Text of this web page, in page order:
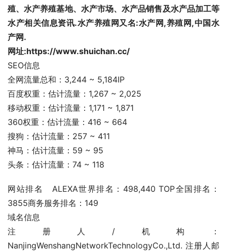
殖、水产养殖基地、水产市场、水产品销售及水产品加工等
水产相关信息资讯.水产养殖网又名:水产网,养殖网,中国水
产网.
网址:https://www.shuichan.cc/
SEO信息
全网流量总和：3,244 ~ 5,184IP
百度权重：估计流量：1,267 ~ 2,025
移动权重：估计流量：1,171 ~ 1,871
360权重：估计流量：416 ~ 664
搜狗：估计流量：257 ~ 411
神马：估计流量：59 ~ 95
头条：估计流量：74 ~ 118
网站排名	ALEXA世界排名：498,440 TOP全国排名：
3855商务服务排名：149
域名信息
注册人/机构：
NanjingWenshangNetworkTechnologyCo.,Ltd. 注册人邮